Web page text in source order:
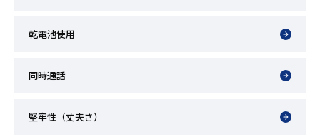
乾電池使用
同時通話
堅牢性（丈夫さ）